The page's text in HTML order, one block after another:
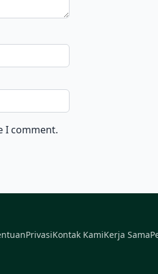
I comment.
PrivasiKontak KamiKerja Sama